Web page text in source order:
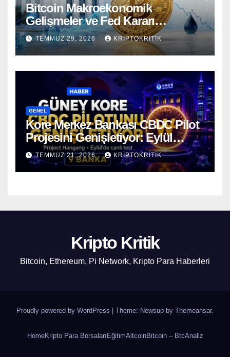
Bitcoin Makroekonomik
Gelişmeler ve Fed Kararı
Öncesinde Dalgalı Seyrediyor
TEMMUZ 29, 2026 KRIPTOKRITIK
GENEL
Kore Merkez Bankası CBDC Pilot
Projesini Genişletiyor: Eylül
Ayında Gerçek Transferler
Başlıyor
TEMMUZ 21, 2026 KRIPTOKRITIK
Kripto Kritik
Bitcoin, Ethereum, Pi Network, Kripto Para Haberleri
Proudly powered by WordPress Theme: Newsup by Themeansar.
HomeKripto Para BorsalarıEğitimAltcoinBitcoin – BtcAnaliz